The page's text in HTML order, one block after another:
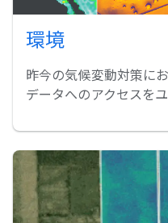
環境
昨今の気候変動対策に
データへのアクセスを